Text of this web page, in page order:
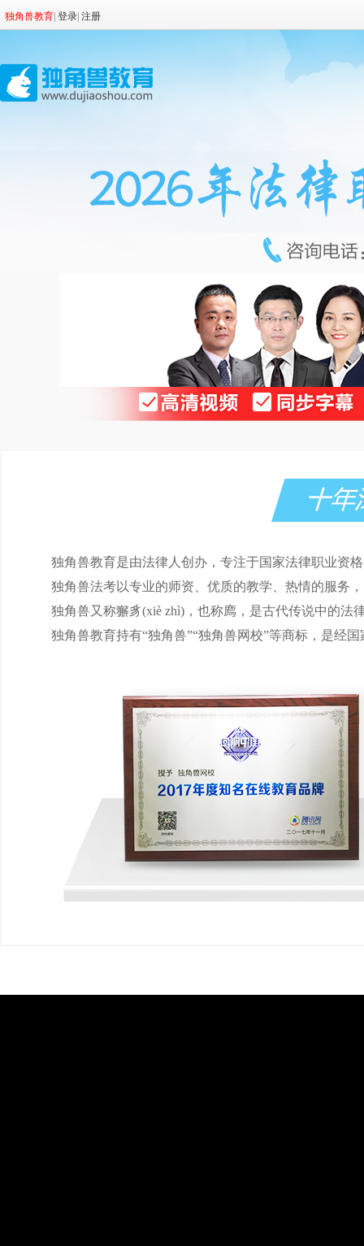
独角兽教育| 登录| 注册
独角兽教育是由法律人创办，专注于国家法律职业资
独角兽法考以专业的师资、优质的教学、热情的服务
独角兽又称獬豸(xiè zhì)，也称廌，是古代传说中的法
独角兽教育持有“独角兽”“独角兽网校”等商标，是经